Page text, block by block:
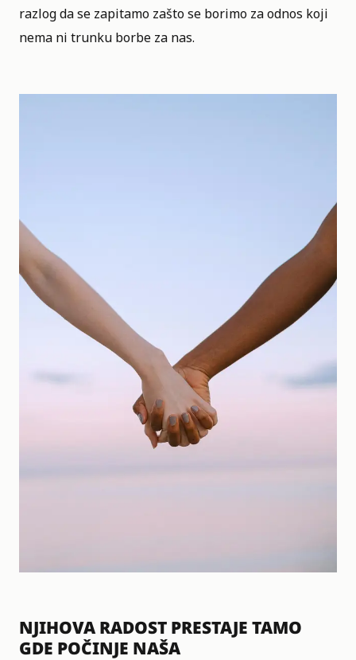
razlog da se zapitamo zašto se borimo za odnos koji
nema ni trunku borbe za nas.
NJIHOVA RADOST PRESTAJE TAMO
GDE POČINJE NAŠA